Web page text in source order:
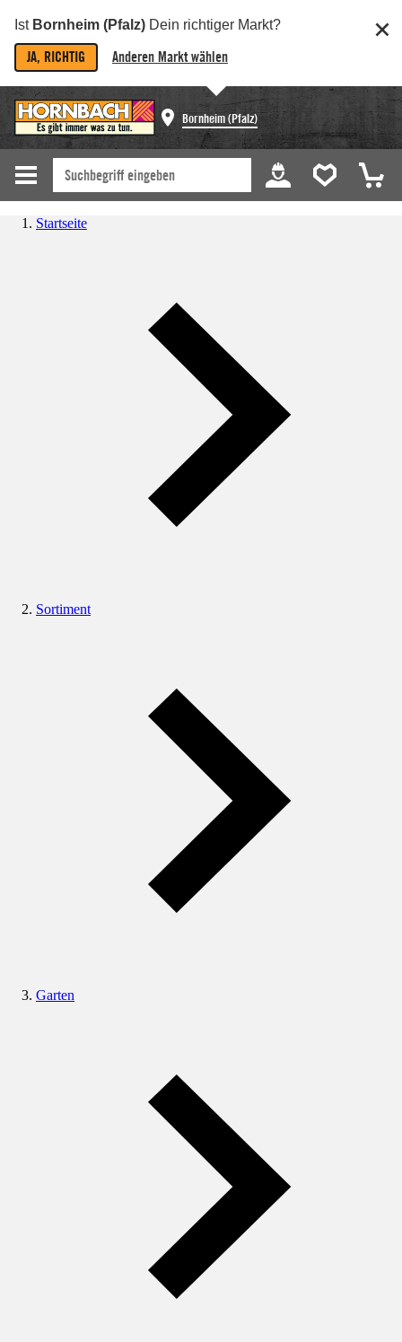
Ist Bornheim (Pfalz) Dein richtiger Markt?
JA, RICHTIG Anderen Markt wählen
Bornheim (Pfalz)
Startseite
Sortiment
Garten